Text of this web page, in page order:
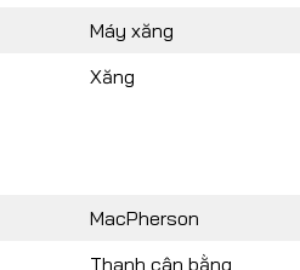
Máy xăng
Xăng
MacPherson
Thanh cân bằng